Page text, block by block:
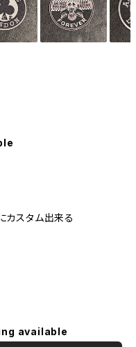
カスタム出来る
available